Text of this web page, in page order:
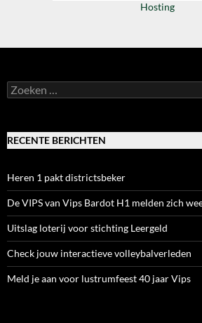
Hosting
Zoeken
naar:
RECENTE BERICHTEN
Heren 1 pakt districtsbeker
De VIPS van Vips Bardot H1 melden zich
Uitslag loterij voor stichting Leergeld
Check jouw interactieve volleybalverleden
Meld je aan voor lustrumfeest 40 jaar Vips